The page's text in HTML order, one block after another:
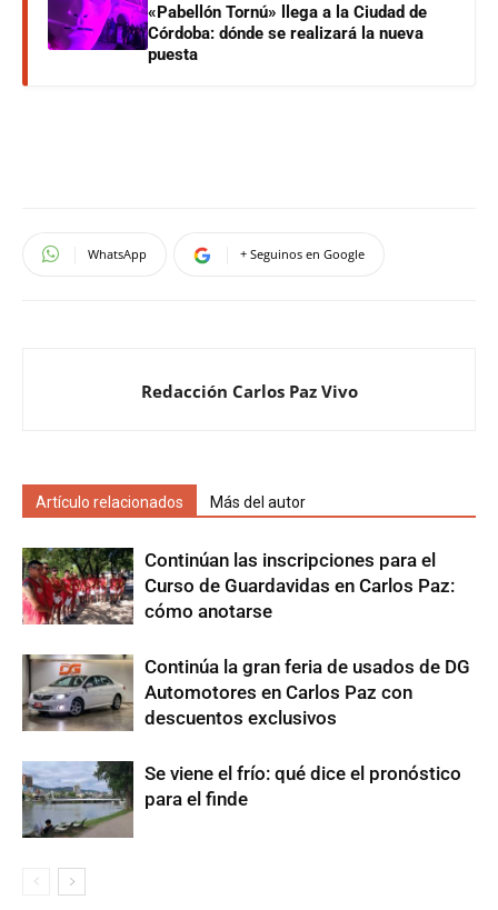
«Pabellón Tornú» llega a la Ciudad de
Córdoba: dónde se realizará la nueva
puesta
WhatsApp + Seguinos en Google
Redacción Carlos Paz Vivo
Artículo relacionados Más del autor
Continúan las inscripciones para el
Curso de Guardavidas en Carlos Paz:
cómo anotarse
Continúa la gran feria de usados de DG
Automotores en Carlos Paz con
descuentos exclusivos
Se viene el frío: qué dice el pronóstico
para el finde